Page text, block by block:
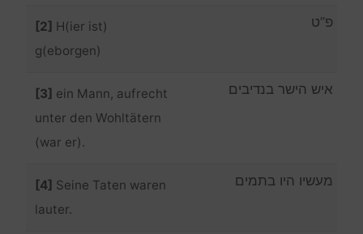
[2] H(ier ist)
g(eborgen)
פ”ט
[3] ein Mann, aufrecht
unter den Wohltätern
(war er).
איש הישר בנדיבים
[4] Seine Taten waren
lauter.
מעשיו היו בתמים